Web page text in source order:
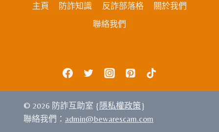
主頁 防詐知識 反詐部落格
關於我們
聯絡我們
© 2026 防詐互助室 { 隱私權政策}
聯絡我們： admin@bewarescam.com